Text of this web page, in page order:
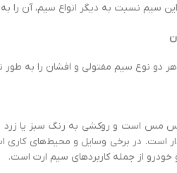
این سیم نسبت به دیگر انواع سیم، آن
دو نوع سیم مفتولی و افشان را به‌ طور
مس است و روکشی به رنگ سبز یا زرد
است. در برخی وسایل و محیط‌های کاری
خودرو از جمله کاربردهای سیم ارت است.